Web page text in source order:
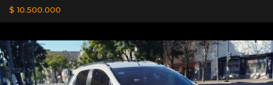
$ 10.500.000